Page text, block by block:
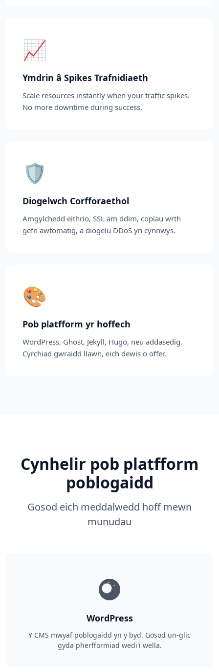
📈
Ymdrin â Spikes Trafnidiaeth
Scale resources instantly when your traffic spikes.
No more downtime during success.
🛡️
Diogelwch Corfforaethol
Amgylchedd eithrio, SSL am ddim, copïau wrth
gefn awtomatig, a diogelu DDoS yn cynnwys.
🎨
Pob platfform yr hoffech
WordPress, Ghost, Jekyll, Hugo, neu addasedig.
Cyrchiad gwraidd llawn, eich dewis o offer.
Cynhelir pob platfform
poblogaidd
Gosod eich meddalwedd hoff mewn
munudau
WordPress
Y CMS mwyaf poblogaidd yn y byd. Gosod un-glic
gyda pherfformiad wedi'i wella.